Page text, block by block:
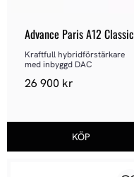
Advance Paris A12 Classic
Kraftfull hybridförstärkare
med inbyggd DAC
26 900 kr